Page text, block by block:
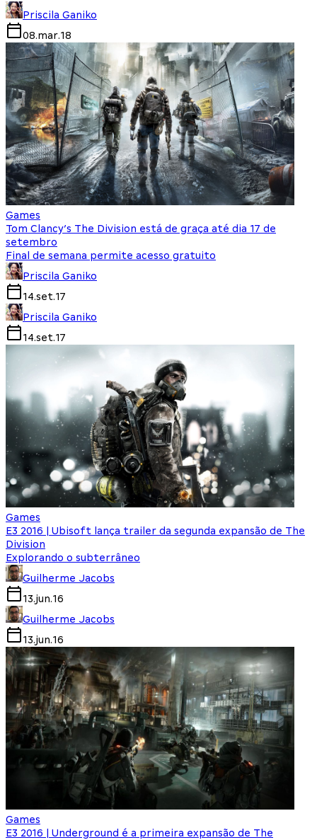
Priscila Ganiko
08.mar.18
Games
Tom Clancy’s The Division está de graça até dia 17 de
setembro
Final de semana permite acesso gratuito
Priscila Ganiko
14.set.17
Priscila Ganiko
14.set.17
Games
E3 2016 | Ubisoft lança trailer da segunda expansão de The
Division
Explorando o subterrâneo
Guilherme Jacobs
13.jun.16
Guilherme Jacobs
13.jun.16
Games
E3 2016 | Underground é a primeira expansão de The